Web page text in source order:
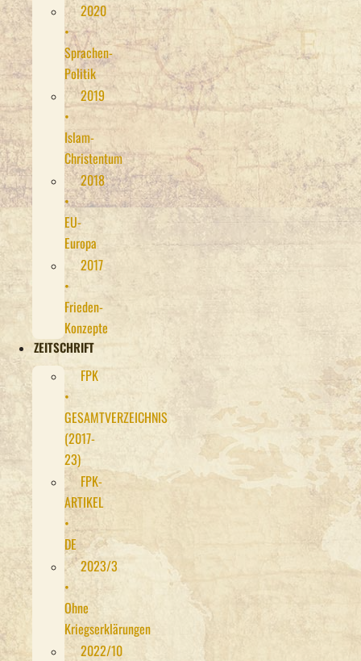
2020
•
Sprachen-
Politik
2019
•
Islam-
Christentum
2018
•
EU-
Europa
2017
•
Frieden-
Konzepte
ZEITSCHRIFT
FPK
•
GESAMTVERZEICHNIS
(2017-
23)
FPK-
ARTIKEL
•
DE
2023/3
•
Ohne
Kriegserklärungen
2022/10